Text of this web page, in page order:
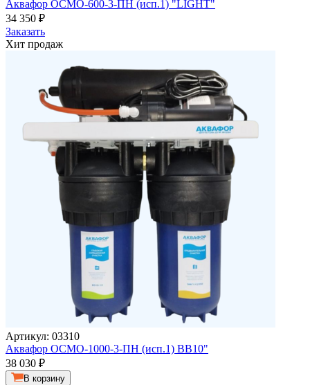
Аквафор ОСМО-600-3-ПН (исп.1) "LIGHT"
34 350 ₽
Заказать
Хит продаж
Артикул: 03310
Аквафор ОСМО-1000-3-ПН (исп.1) ВВ10"
38 030 ₽
В корзину